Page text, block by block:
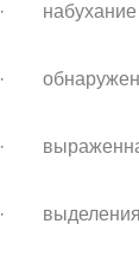
· набухание
·
· выраженная
· выделения